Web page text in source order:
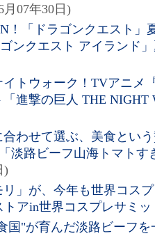
月07年30日)
！「ドラゴンクエスト」
ンクエスト アイランド
トウォーク！TVアニメ
「進撃の巨人 THE
わせて選ぶ、美食とい
淡路ビーフ山海トマト
)
リ」が、今年も世界コス
トアin世界コスプレサミッ
国"が育んだ淡路ビーフ